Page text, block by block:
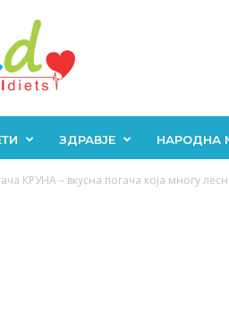
ЗДРАВЈЕ НАРОДНА
КРУНА – вкусна погача која многу